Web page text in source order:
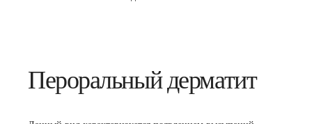
Пероральный дерматит